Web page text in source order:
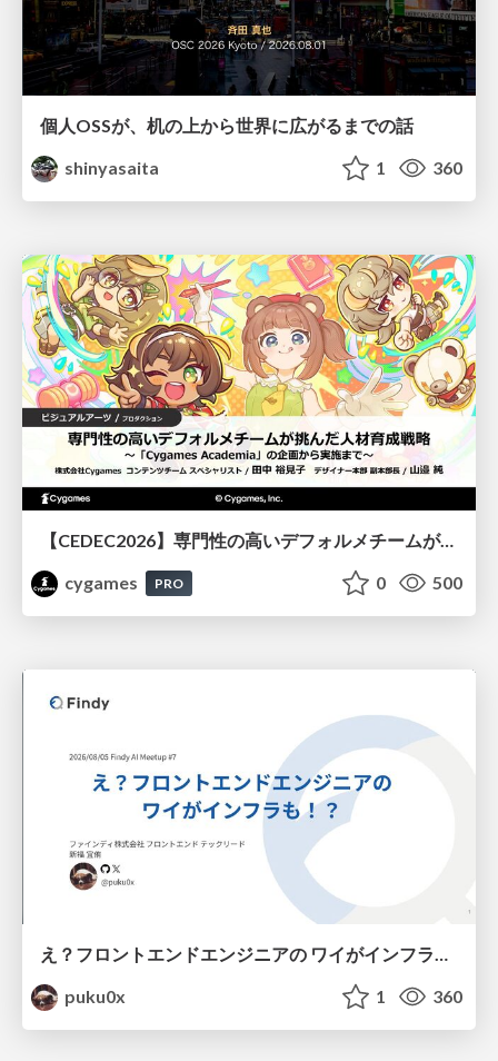
個人OSSが、机の上から世界に広がるまでの話
shinyasaita
1 360
【CEDEC2026】専門性の高いデフォルメチームが挑んだ人材育成戦略 〜Cygames Academiaの企画から実施まで〜
cygames
PRO 0 500
え？フロントエンドエンジニアの ワイがインフラも！？
puku0x
1 360